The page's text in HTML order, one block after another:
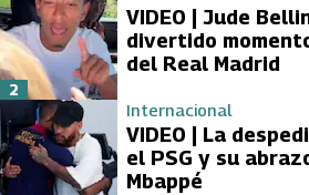
VIDEO | Jude
divertido
del Real Madrid
2
Internacional
VIDEO | La
el PSG y su
Mbappé